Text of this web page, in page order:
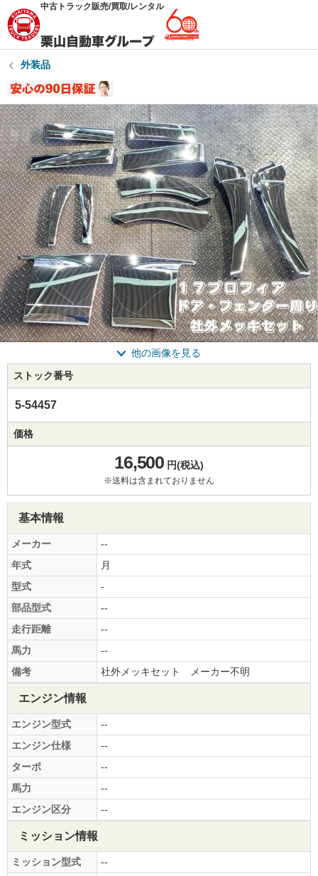
中古トラック販売/買取/レンタル
外装品
他の画像を見る
ストック番号
5-54457
価格
16,500円(税込)
※送料は含まれておりません
基本情報
メーカー
--
年式
月
型式
-
部品型式
--
走行距離
--
馬力
--
備考
社外メッキセット メーカー不明
エンジン情報
エンジン型式
--
エンジン仕様
--
ターボ
--
馬力
--
エンジン区分
--
ミッション情報
ミッション型式
--